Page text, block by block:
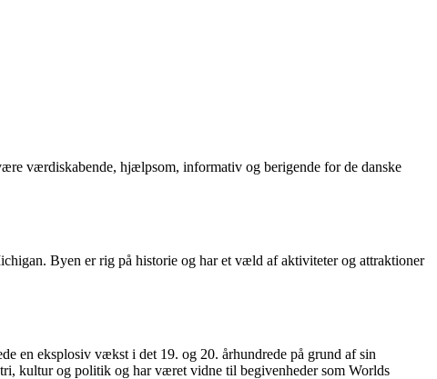
værdiskabende, hjælpsom, informativ og berigende for de danske
Byen er rig på historie og har et væld af aktiviteter og attraktioner
en eksplosiv vækst i det 19. og 20. århundrede på grund af sin
kultur og politik og har været vidne til begivenheder som Worlds